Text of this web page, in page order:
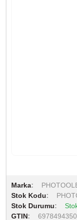
Marka
Stok Kodu
Stok Durumu
GTIN